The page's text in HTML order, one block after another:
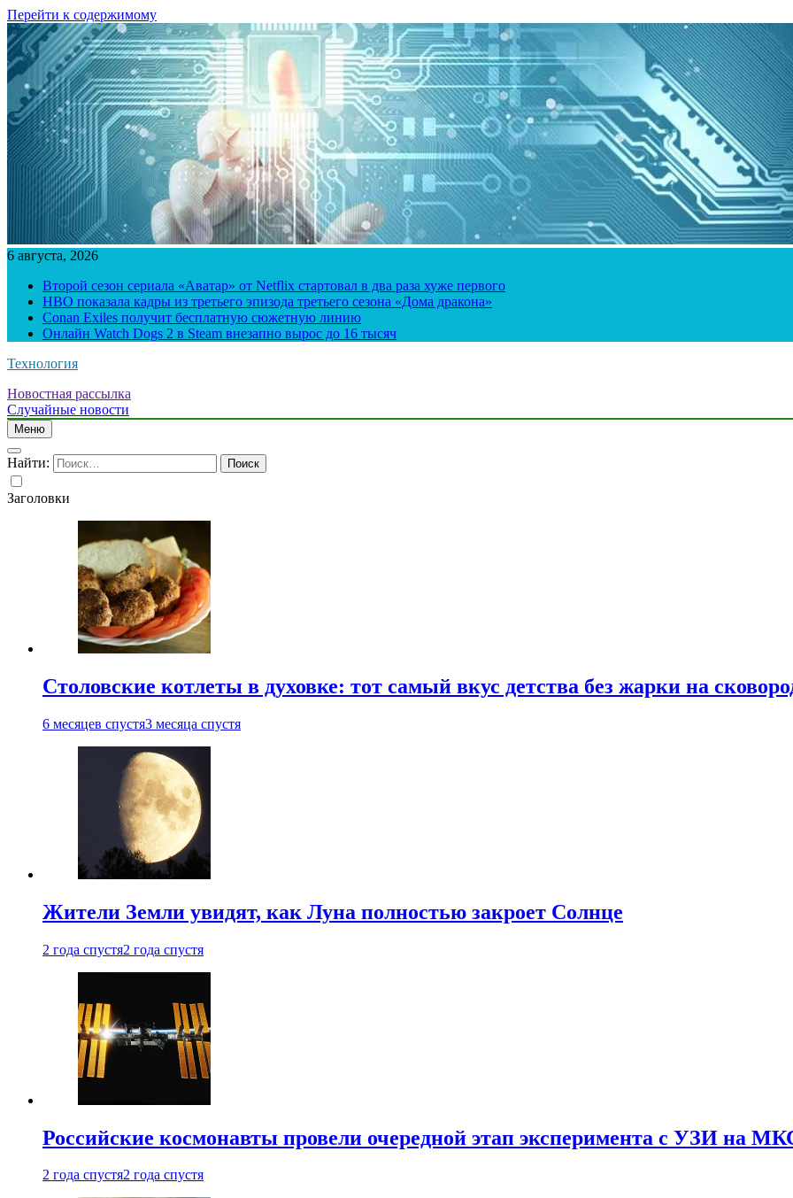
Перейти к содержимому
6 августа, 2026
Второй сезон сериала «Аватар» от Netflix стартовал в два раза хуже первого
HBO показала кадры из третьего эпизода третьего сезона «Дома дракона»
Conan Exiles получит бесплатную сюжетную линию
Онлайн Watch Dogs 2 в Steam внезапно вырос до 16 тысяч
Технология
Новостная рассылка
Случайные новости
Меню
Найти:
Заголовки
Столовские котлеты в духовке: тот самый вкус детства без жарки на
6 месяцев спустя3 месяца спустя
Жители Земли увидят, как Луна полностью закроет Солнце
2 года спустя2 года спустя
Российские космонавты провели очередной этап эксперимента с УЗИ на
2 года спустя2 года спустя